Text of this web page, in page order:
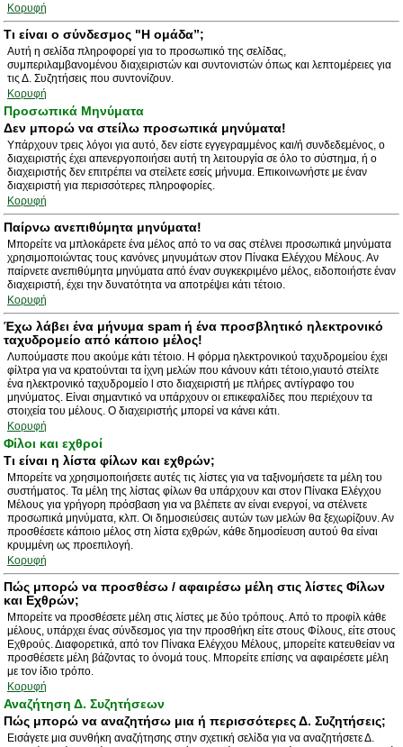
Κορυφή
Τι είναι ο σύνδεσμος "Η ομάδα”;
Αυτή η σελίδα πληροφορεί για το προσωπικό της σελίδας,
συμπεριλαμβανομένου διαχειριστών και συντονιστών όπως και λεπτομέρειες για
τις Δ. Συζητήσεις που συντονίζουν.
Κορυφή
Προσωπικά Μηνύματα
Δεν μπορώ να στείλω προσωπικά μηνύματα!
Υπάρχουν τρεις λόγοι για αυτό, δεν είστε εγγεγραμμένος και/ή συνδεδεμένος, ο
διαχειριστής έχει απενεργοποιήσει αυτή τη λειτουργία σε όλο το σύστημα, ή ο
διαχειριστής δεν επιτρέπει να στείλετε εσείς μήνυμα. Επικοινωνήστε με έναν
διαχειριστή για περισσότερες πληροφορίες.
Κορυφή
Παίρνω ανεπιθύμητα μηνύματα!
Μπορείτε να μπλοκάρετε ένα μέλος από το να σας στέλνει προσωπικά μηνύματα
χρησιμοποιώντας τους κανόνες μηνυμάτων στον Πίνακα Ελέγχου Μέλους. Αν
παίρνετε ανεπιθύμητα μηνύματα από έναν συγκεκριμένο μέλος, ειδοποιήστε έναν
διαχειριστή, έχει την δυνατότητα να αποτρέψει κάτι τέτοιο.
Κορυφή
Έχω λάβει ένα μήνυμα spam ή ένα προσβλητικό ηλεκτρονικό
ταχυδρομείο από κάποιο μέλος!
Λυπούμαστε που ακούμε κάτι τέτοιο. Η φόρμα ηλεκτρονικού ταχυδρομείου έχει
φίλτρα για να κρατούνται τα ίχνη μελών που κάνουν κάτι τέτοιο,γιαυτό στείλτε
ένα ηλεκτρονικό ταχυδρομείο l στο διαχειριστή με πλήρες αντίγραφο του
μηνύματος. Είναι σημαντικό να υπάρχουν οι επικεφαλίδες που περιέχουν τα
στοιχεία του μέλους. Ο διαχειριστής μπορεί να κάνει κάτι.
Κορυφή
Φίλοι και εχθροί
Τι είναι η λίστα φίλων και εχθρών;
Μπορείτε να χρησιμοποιήσετε αυτές τις λίστες για να ταξινομήσετε τα μέλη του
συστήματος. Τα μέλη της λίστας φίλων θα υπάρχουν και στον Πίνακα Ελέγχου
Μέλους για γρήγορη πρόσβαση για να βλέπετε αν είναι ενεργοί, να στέλνετε
προσωπικά μηνύματα, κλπ. Οι δημοσιεύσεις αυτών των μελών θα ξεχωρίζουν. Αν
προσθέσετε κάποιο μέλος στη λίστα εχθρών, κάθε δημοσίευση αυτού θα είναι
κρυμμένη ως προεπιλογή.
Κορυφή
Πώς μπορώ να προσθέσω / αφαιρέσω μέλη στις λίστες Φίλων
και Εχθρών;
Μπορείτε να προσθέσετε μέλη στις λίστες με δύο τρόπους. Από το προφίλ κάθε
μέλους, υπάρχει ένας σύνδεσμος για την προσθήκη είτε στους Φίλους, είτε στους
Εχθρούς. Διαφορετικά, από τον Πίνακα Ελέγχου Μέλους, μπορείτε κατευθείαν να
προσθέσετε μέλη βάζοντας το όνομά τους. Μπορείτε επίσης να αφαιρέσετε μέλη
με τον ίδιο τρόπο.
Κορυφή
Αναζήτηση Δ. Συζητήσεων
Πώς μπορώ να αναζητήσω μια ή περισσότερες Δ. Συζητήσεις;
Εισάγετε μια συνθήκη αναζήτησης στην σχετική σελίδα για να αναζητήσετε Δ.